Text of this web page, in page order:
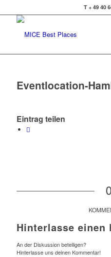
T + 49 40
Eventlocation-
Eintrag teilen
Hinterlasse einen
An der Diskussion beteiligen?
Hinterlasse uns deinen Kommentar!